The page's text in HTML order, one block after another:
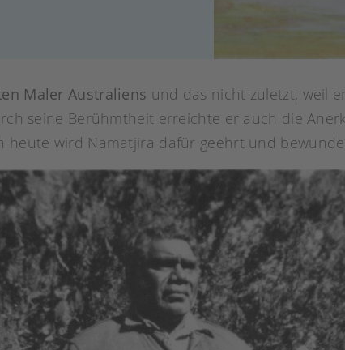
Maler Australiens und das nicht zuletzt, weil
seine Berühmtheit erreichte er auch die
heute wird Namatjira dafür geehrt und